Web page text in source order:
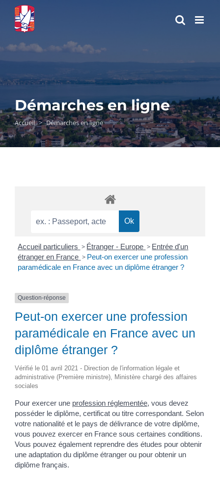
Passer
contenu
Démarches en ligne
Accueil > Démarches en ligne
Accueil particuliers > Étranger - Europe > Entrée d'un
étranger en France > Peut-on exercer une profession
paramédicale en France avec un diplôme étranger ?
Question-réponse
Peut-on exercer une profession
paramédicale en France avec un
diplôme étranger ?
Vérifié le 01 avril 2021 - Direction de l'information légale et
administrative (Première ministre), Ministère chargé des affaires
sociales
Pour exercer une profession réglementée, vous devez
posséder le diplôme, certificat ou titre correspondant. Selon
votre nationalité et le pays de délivrance de votre diplôme,
vous pouvez exercer en France sous certaines conditions.
Vous pouvez également reprendre des études pour obtenir
une adaptation du diplôme étranger ou pour obtenir un
diplôme français.